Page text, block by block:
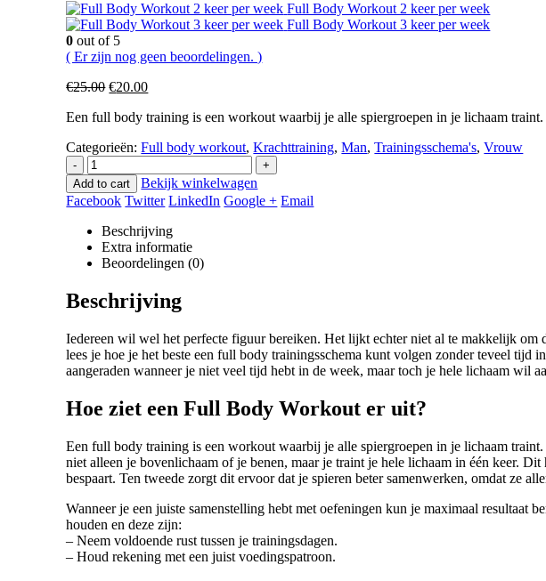
Full Body Workout 2 keer per week
Full Body Workout 3 keer per week
0 out of 5
( Er zijn nog geen beoordelingen. )
€25.00 Oorspronkelijke
was:
€20.00Huidige
is:
Een full body training is een workout waarbij je alle spiergroepen in je lichaam
Categorieën:Full body workout,Krachttraining,Man,Trainingsschema's,Vrouw
-
+
Add to cart
Bekijk winkelwagen
Facebook Twitter LinkedIn Google + Email
Beschrijving
Extra informatie
Beoordelingen (0)
Beschrijving
Iedereen wil wel het perfecte figuur bereiken. Het lijkt echter niet al te makkelijk
lees je hoe je het beste een full body trainingsschema kunt volgen zonder teveel
aangeraden wanneer je niet veel tijd hebt in de week, maar toch je hele lichaam wil
Hoe ziet een Full Body Workout er uit?
Een full body training is een workout waarbij je alle spiergroepen in je lichaam
niet alleen je bovenlichaam of je benen, maar je traint je hele lichaam in één keer.
bespaart. Ten tweede zorgt dit ervoor dat je spieren beter samenwerken, omdat ze
Wanneer je een juiste samenstelling hebt met oefeningen kun je maximaal
houden en deze zijn:
– Neem voldoende rust tussen je trainingsdagen.
– Houd rekening met een juist voedingspatroon.